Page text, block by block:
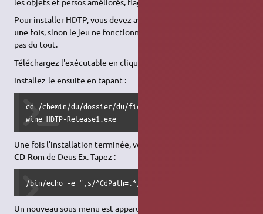
Pour installer HDTP, vous devez avoir
une fois, sinon le jeu ne fonctionnera
pas du tout.
Téléchargez l'exécutable en cliquant
Installez-le ensuite en tapant :
cd /chemin/du/dossier/du/fichier
wine HDTP-Release1.exe
Une fois l'installation terminée, vous devez
CD-Romde Deus Ex. Tapez :
/bin/echo -e ",s/^CdPath=.*/CdPath=..\\\\\/g\nwq" | ed -s
Un nouveau sous-menu est apparu dans votre menu Wine :